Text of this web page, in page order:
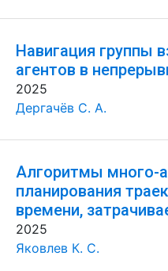
Навигация группы
агентов в
2025
Дергачёв С. А.
Алгоритмы много-
планирования
времени,
2025
Яковлев К. С.